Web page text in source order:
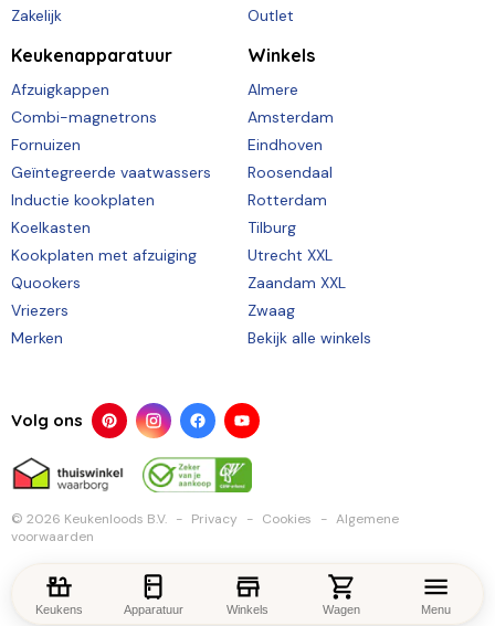
Keukens Apparatuur Winkels Wagen Menu
Zakelijk
Outlet
Keukenapparatuur
Afzuigkappen
Combi-magnetrons
Fornuizen
Geïntegreerde vaatwassers
Inductie kookplaten
Koelkasten
Kookplaten met afzuiging
Quookers
Vriezers
Merken
Winkels
Almere
Amsterdam
Eindhoven
Roosendaal
Rotterdam
Tilburg
Utrecht XXL
Zaandam XXL
Zwaag
Bekijk alle winkels
Volg ons
© 2026 Keukenloods B.V. Privacy Cookies
Algemene
voorwaarden